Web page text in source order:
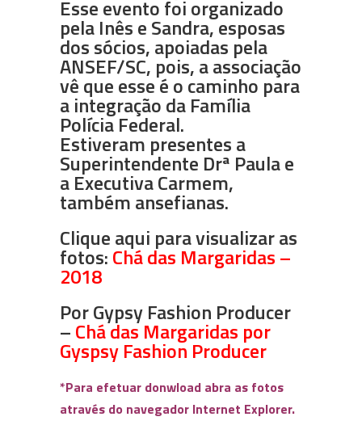
Esse evento foi organizado
pela Inês e Sandra, esposas
dos sócios, apoiadas pela
ANSEF/SC, pois, a associação
vê que esse é o caminho para
a integração da Família
Polícia Federal.
Estiveram presentes a
Superintendente Drª Paula e
a Executiva Carmem,
também ansefianas.
Clique aqui para visualizar as
fotos:Chá das Margaridas –
2018
Por Gypsy Fashion Producer
–Chá das Margaridas por
Gyspsy Fashion Producer
*Para efetuar donwload abra as fotos
através do navegador Internet Explorer.